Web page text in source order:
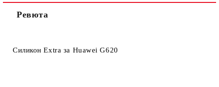
Ревюта
Силикон Extra за Huawei G620